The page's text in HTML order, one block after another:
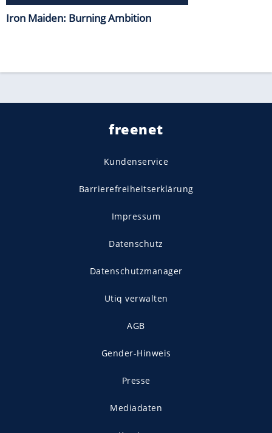
Iron Maiden: Burning Ambition
freenet
Kundenservice
Barrierefreiheitserklärung
Impressum
Datenschutz
Datenschutzmanager
Utiq verwalten
AGB
Gender-Hinweis
Presse
Mediadaten